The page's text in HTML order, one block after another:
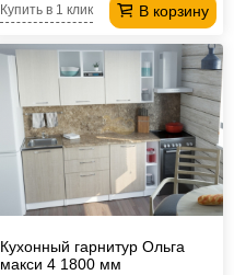
В корзину
Купить в 1 клик
Кухонный гарнитур Ольга
макси 4 1800 мм